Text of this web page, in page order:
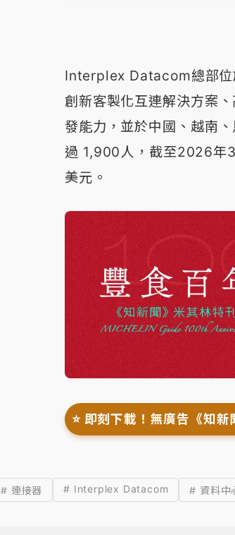
Interplex Datacom總部位
創新客製化互連解決方案
發能力，並於中國、越南
過 1,900人，截至2026年
美元。
⭐️ 即刻下載！無廣告《知
# 連接器 # Interplex Datacom # 資料中